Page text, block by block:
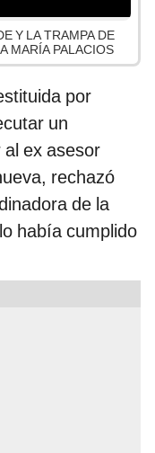
Y LA TRAMPA DE
MARÍA PALACIOS
por
un
ex asesor
rechazó
de la
había cumplido